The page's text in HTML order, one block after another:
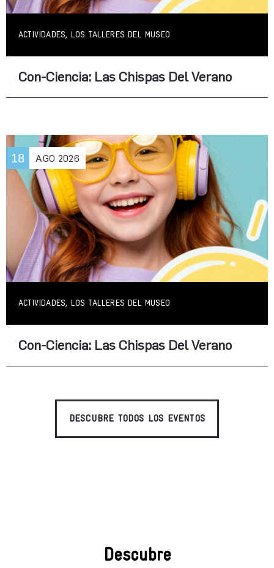
ACTIVIDADES, LOS TALLERES DEL MUSEO
Con-Ciencia: Las Chispas Del Verano
18 AGO 2026
ACTIVIDADES, LOS TALLERES DEL MUSEO
Con-Ciencia: Las Chispas Del Verano
DESCUBRE TODOS LOS EVENTOS
Descubre